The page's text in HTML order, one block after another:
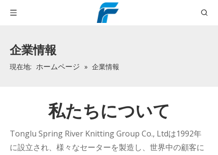
企業情報
現在地: ホームページ » 企業情報
私たちについて
Tonglu Spring River Knitting Group Co., Ltdは1992年
に設立され、様々なセーターを製造し、世界中の顧客に